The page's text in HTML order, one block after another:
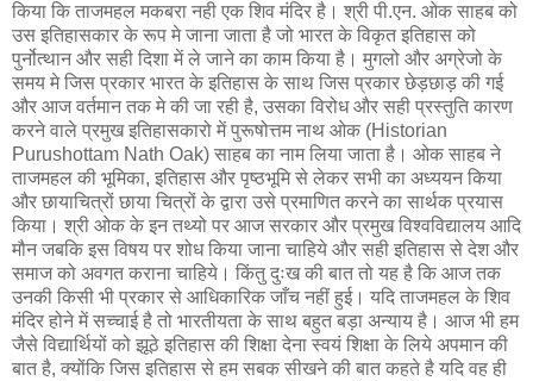
किया कि ताजमहल मकबरा नही एक शिव मंदिर है। श्री पी.एन. ओक साहब को
उस इतिहासकार के रूप मे जाना जाता है जो भारत के विकृत इतिहास को
पुर्नोत्थान और सही दिशा में ले जाने का काम किया है। मुगलो और अग्रेजो के
समय मे जिस प्रकार भारत के इतिहास के साथ जिस प्रकार छेड़छाड़ की गई
और आज वर्तमान तक मे की जा रही है, उसका विरोध और सही प्रस्तुति कारण
करने वाले प्रमुख इतिहासकारो में पुरूषोत्तम नाथ ओक (Historian
Purushottam Nath Oak) साहब का नाम लिया जाता है। ओक साहब ने
ताजमहल की भूमिका, इतिहास और पृष्ठभूमि से लेकर सभी का अध्ययन किया
और छायाचित्रों छाया चित्रों के द्वारा उसे प्रमाणित करने का सार्थक प्रयास
किया। श्री ओक के इन तथ्यो पर आज सरकार और प्रमुख विश्वविद्यालय आदि
मौन जबकि इस विषय पर शोध किया जाना चाहिये और सही इतिहास से देश और
समाज को अवगत कराना चाहिये। किंतु दुःख की बात तो यह है कि आज तक
उनकी किसी भी प्रकार से आधिकारिक जाँच नहीं हुई। यदि ताजमहल के शिव
मंदिर होने में सच्चाई है तो भारतीयता के साथ बहुत बड़ा अन्याय है। आज भी हम
जैसे विद्यार्थियों को झूठे इतिहास की शिक्षा देना स्वयं शिक्षा के लिये अपमान की
बात है, क्योंकि जिस इतिहास से हम सबक सीखने की बात कहते है यदि वह ही